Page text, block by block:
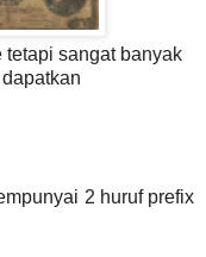
sangat banyak
2 huruf prefix